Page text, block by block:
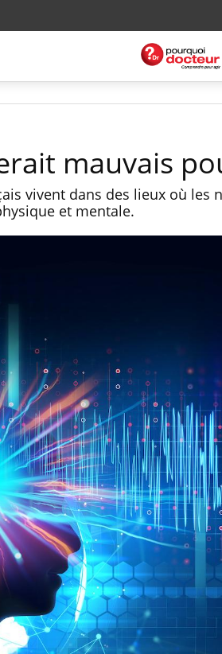
mauvais
vivent dans des lieux où les
et mentale.
Fortes chaleurs :
pourquoi le risque de
noyade grimpe-t-il ?
Le Viagra pourrait-il
freiner la propagation du
cancer ?
Pourquoi manger moins
de protéines pourrait
finalement être bénéfique